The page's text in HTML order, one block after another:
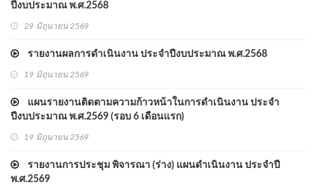
ปีงบประมาณ พ.ศ.2568
29 มิถุนายน 2569
รายงานผลการดำเนินงาน ประจำปีงบประมาณ พ.ศ.2568
19 มิถุนายน 2569
แผนรายงานติดตามความก้าวหน้าในการดำเนินงาน ประจำ
ปีงบประมาณ พ.ศ.2569 (รอบ 6 เดือนแรก)
19 มิถุนายน 2569
รายงานการประชุม พิจารณา (ร่าง) แผนดำเนินงาน ประจำปี
พ.ศ.2569